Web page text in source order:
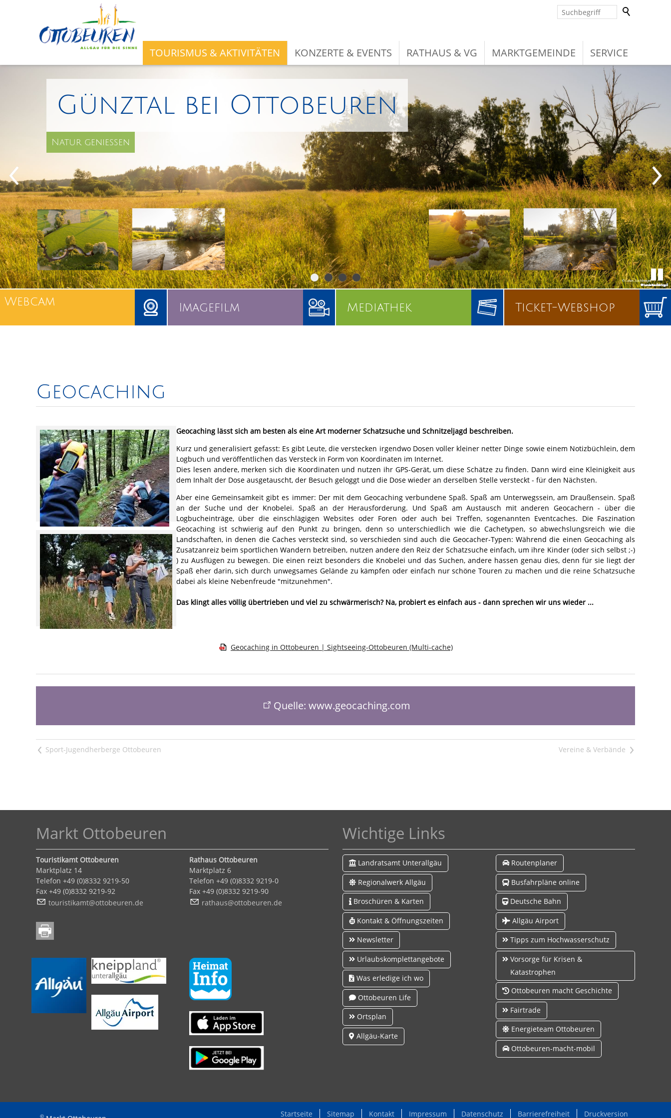
TOURISMUS & AKTIVITÄTEN KONZERTE & EVENTS RATHAUS & VG MARKTGEMEINDE SERVICE
Günztal bei Ottobeuren
Natur genießen
Webcam Imagefilm Mediathek Ticket-Webshop
Geocaching
Geocaching lässt sich am besten als eine Art moderner Schatzsuche und Schnitzeljagd beschreiben.
Kurz und generalisiert gefasst: Es gibt Leute, die verstecken irgendwo Dosen voller kleiner netter Dinge sowie einem Notizbüchlein, dem
Logbuch und veröffentlichen das Versteck in Form von Koordinaten im Internet.
Dies lesen andere, merken sich die Koordinaten und nutzen ihr GPS-Gerät, um diese Schätze zu finden. Dann wird eine Kleinigkeit aus
dem Inhalt der Dose ausgetauscht, der Besuch geloggt und die Dose wieder an derselben Stelle versteckt - für den Nächsten.
Aber eine Gemeinsamkeit gibt es immer: Der mit dem Geocaching verbundene Spaß. Spaß am Unterwegssein, am Draußensein. Spaß
an der Suche und der Knobelei. Spaß an der Herausforderung. Und Spaß am Austausch mit anderen Geocachern - über die
Logbucheinträge, über die einschlägigen Websites oder Foren oder auch bei Treffen, sogenannten Eventcaches. Die Faszination
Geocaching ist schwierig auf den Punkt zu bringen, denn so unterschiedlich wie die Cachetypen, so abwechslungsreich wie die
Landschaften, in denen die Caches versteckt sind, so verschieden sind auch die Geocacher-Typen: Während die einen Geocaching als
Zusatzanreiz beim sportlichen Wandern betreiben, nutzen andere den Reiz der Schatzsuche einfach, um ihre Kinder (oder sich selbst ;-)
) zu Ausflügen zu bewegen. Die einen reizt besonders die Knobelei und das Suchen, andere hassen genau dies, denn für sie liegt der
Spaß eher darin, sich durch unwegsames Gelände zu kämpfen oder einfach nur schöne Touren zu machen und die reine Schatzsuche
dabei als kleine Nebenfreude "mitzunehmen".
Das klingt alles völlig übertrieben und viel zu schwärmerisch? Na, probiert es einfach aus - dann sprechen wir uns wieder ...
Geocaching in Ottobeuren | Sightseeing-Ottobeuren (Multi-cache)
Quelle: www.geocaching.com
< >
Markt Ottobeuren
Touristikamt Ottobeuren
Marktplatz 14
Telefon +49 (0)8332 9219-50
Fax +49 (0)8332 9219-92
t
r st k mt tt b r n d
Rathaus Ottobeuren
Marktplatz 6
Telefon +49 (0)8332 9219-0
Fax +49 (0)8332 9219-90
r th s tt b r n d
Wichtige Links
Landratsamt Unterallgäu
Regionalwerk Allgäu
Broschüren & Karten
Kontakt & Öffnungszeiten
Newsletter
Urlaubskomplettangebote
Was erledige ich wo
Ottobeuren Life
Ortsplan
Allgäu-Karte
Routenplaner
Busfahrpläne online
Deutsche Bahn
Allgäu Airport
Tipps zum Hochwasserschutz
Vorsorge für Krisen &
Katastrophen
Ottobeuren macht Geschichte
Fairtrade
Energieteam Ottobeuren
Ottobeuren-macht-mobil
© Startseite Sitemap Kontakt Impressum Datenschutz Barrierefreiheit Druckversion